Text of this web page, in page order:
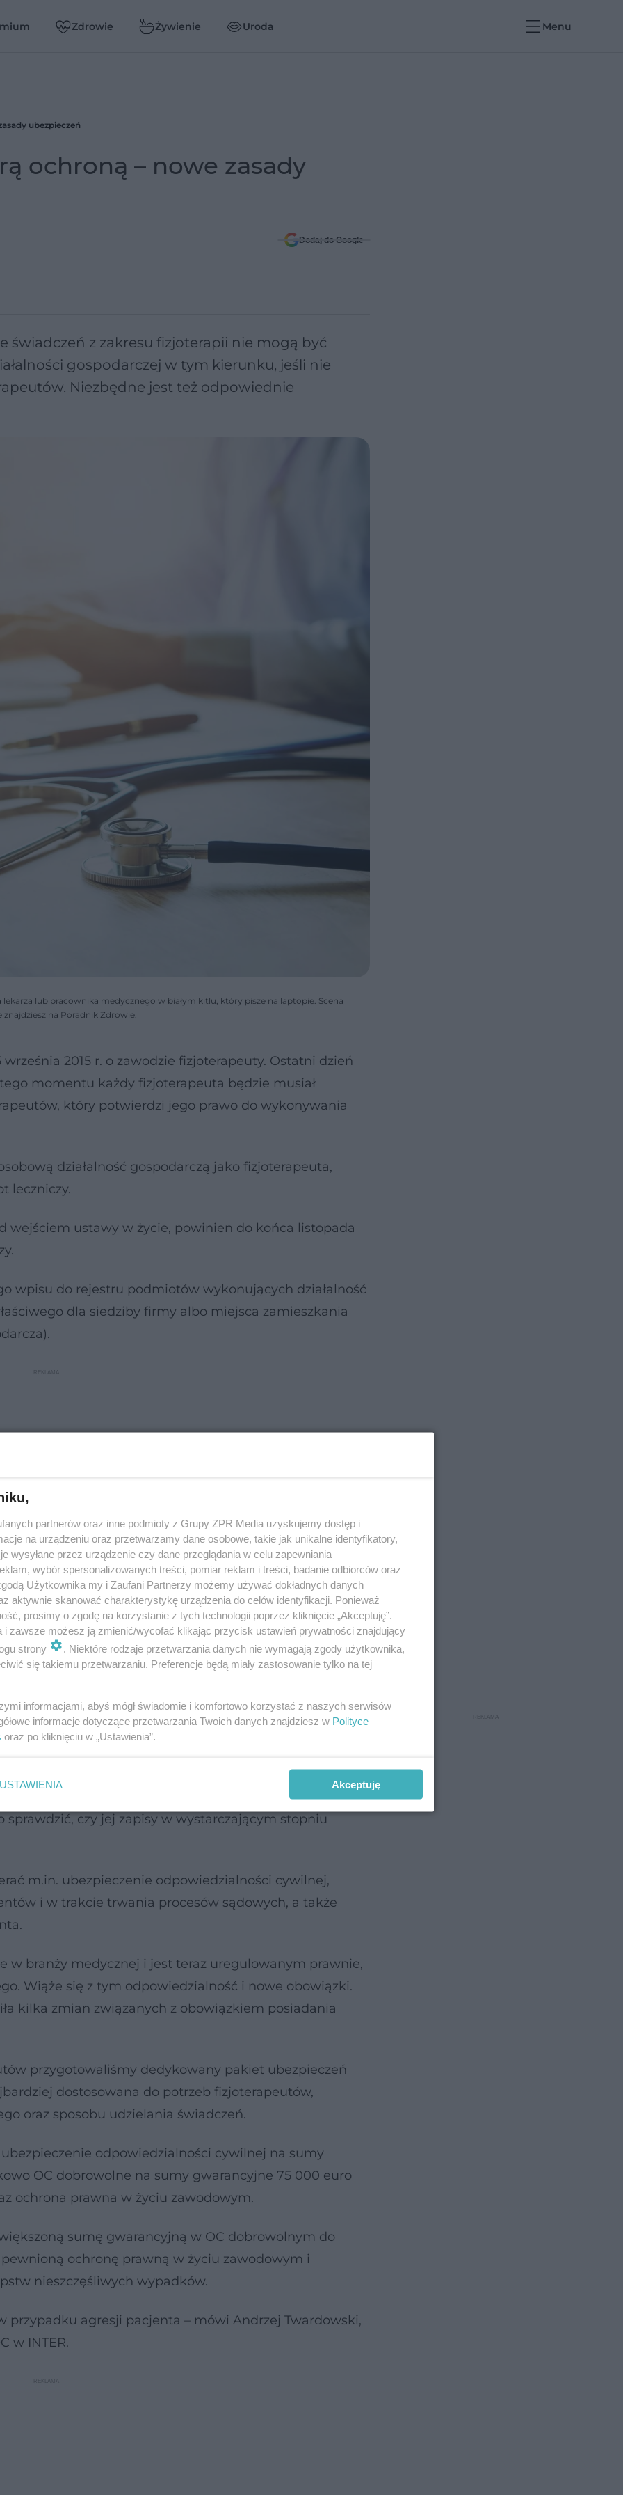
Zdrowie Żywienie Uroda Menu
ubezpieczeń
ochroną – nowe zasady
Dodaj do Google
świadczeń z zakresu fizjoterapii nie mogą być
gospodarczej w tym kierunku, jeśli nie
Niezbędne jest też odpowiednie
lub pracownika medycznego w białym kitlu, który pisze na laptopie. Scena
na Poradnik Zdrowie.
2015 r. o zawodzie fizjoterapeuty. Ostatni dzień
momentu każdy fizjoterapeuta będzie musiał
który potwierdzi jego prawo do wykonywania
działalność gospodarczą jako fizjoterapeuta,
leczniczy.
wejściem ustawy w życie, powinien do końca listopada
wpisu do rejestru podmiotów wykonujących działalność
dla siedziby firmy albo miejsca zamieszkania
obowiązku skutkować będzie utratą prawa do
niezbędne też będzie obowiązkowe ubezpieczenie
gospodarczą
prowadzący jednoosobową działalność
leczniczy ma obowiązek wykupienia ubezpieczenia
tys. euro na jedno zdarzenie i 350 tys. euro na
czy jej zapisy w wystarczającym stopniu
m.in. ubezpieczenie odpowiedzialności cywilnej,
i w trakcie trwania procesów sądowych, a także
w branży medycznej i jest teraz uregulowanym prawnie,
Wiąże się z tym odpowiedzialność i nowe obowiązki.
kilka zmian związanych z obowiązkiem posiadania
przygotowaliśmy dedykowany pakiet ubezpieczeń
dostosowana do potrzeb fizjoterapeutów,
oraz sposobu udzielania świadczeń.
odpowiedzialności cywilnej na sumy
OC dobrowolne na sumy gwarancyjne 75 000 euro
ochrona prawna w życiu zawodowym.
sumę gwarancyjną w OC dobrowolnym do
ochronę prawną w życiu zawodowym i
nieszczęśliwych wypadków.
agresji pacjenta – mówi Andrzej Twardowski,
w INTER.
partnerów oraz inne podmioty z Grupy ZPR Media uzyskujemy dostęp i
na urządzeniu oraz przetwarzamy dane osobowe, takie jak unikalne identyfikatory,
wysyłane przez urządzenie czy dane przeglądania w celu zapewniania
wybór spersonalizowanych treści, pomiar reklam i treści, badanie odbiorców oraz
Użytkownika my i Zaufani Partnerzy możemy używać dokładnych danych
aktywnie skanować charakterystykę urządzenia do celów identyfikacji. Ponieważ
prosimy o zgodę na korzystanie z tych technologii poprzez kliknięcie „Akceptuję”.
i zawsze możesz ją zmienić/wycofać klikając przycisk ustawień prywatności znajdujący
strony
. Niektóre rodzaje przetwarzania danych nie wymagają zgody użytkownika,
się takiemu przetwarzaniu. Preferencje będą miały zastosowanie tylko na tej
informacjami, abyś mógł świadomie i komfortowo korzystać z naszych serwisów
informacje dotyczące przetwarzania Twoich danych znajdziesz w Polityce
oraz po kliknięciu w „Ustawienia”.
USTAWIENIA Akceptuję